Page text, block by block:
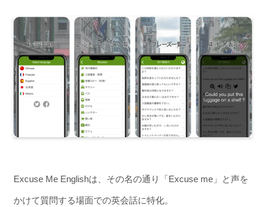
Excuse Me Englishは、その名の通り「Excuse me」と声を
かけて質問する場面での英会話に特化。